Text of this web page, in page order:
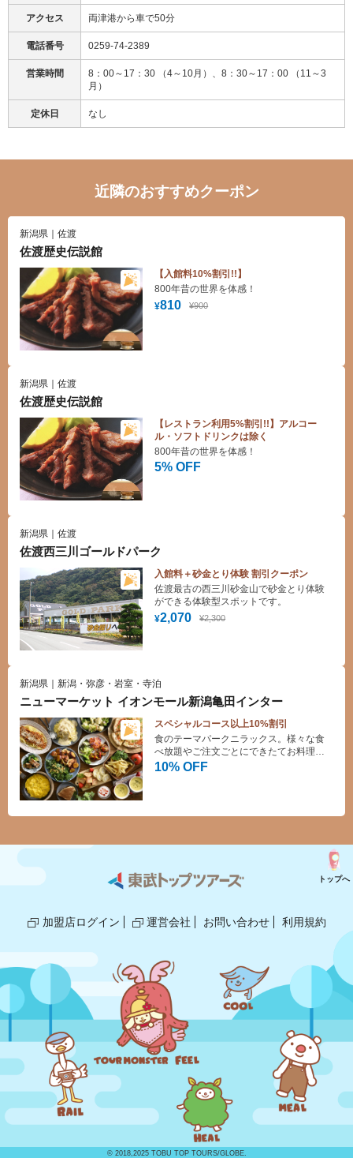
アクセス 両津港から車で50分
電話番号 0259-74-2389
営業時間
8：00～17：30 （4～10月）、8：30～17：00 （11～3
月）
定休日 なし
近隣のおすすめクーポン
新潟県｜佐渡
佐渡歴史伝説館
【入館料10%割引!!】
¥810 ¥900
800年昔の世界を体感！
新潟県｜佐渡
佐渡歴史伝説館
【レストラン利用5%割引!!】アルコー
ル・ソフトドリンクは除く
5% OFF
800年昔の世界を体感！
新潟県｜佐渡
佐渡西三川ゴールドパーク
入館料＋砂金とり体験 割引クーポン
¥2,070 ¥2,300
佐渡最古の西三川砂金山で砂金とり体験
ができる体験型スポットです。
新潟県｜新潟・弥彦・岩室・寺泊
ニューマーケット イオンモール新潟亀田インター
スペシャルコース以上10%割引
10% OFF
食のテーマパークニラックス。様々な食
べ放題やご注文ごとにできたてお料理を
提供するバイキングレストランです。デ
加盟店ログイン 運営会社 お問い合わせ 利用規約
トップへ
© 2018,2025 TOBU TOP TOURS/GLOBE.